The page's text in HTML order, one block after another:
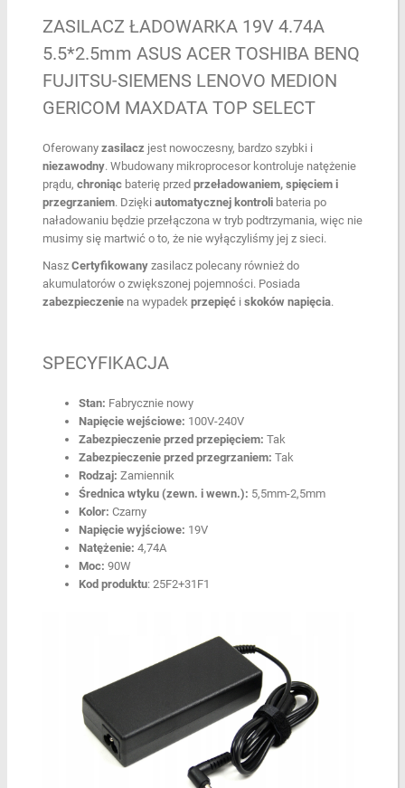
ZASILACZ ŁADOWARKA 19V 4.74A
5.5*2.5mm ASUS ACER TOSHIBA BENQ
FUJITSU-SIEMENS LENOVO MEDION
GERICOM MAXDATA TOP SELECT
Oferowany zasilacz jest nowoczesny, bardzo szybki i
niezawodny. Wbudowany mikroprocesor kontroluje natężenie
prądu, chroniąc baterię przed przeładowaniem, spięciem i
przegrzaniem. Dzięki automatycznej kontroli bateria po
naładowaniu będzie przełączona w tryb podtrzymania, więc nie
musimy się martwić o to, że nie wyłączyliśmy jej z sieci.
Nasz Certyfikowany zasilacz polecany również do
akumulatorów o zwiększonej pojemności. Posiada
zabezpieczenie na wypadek przepięć i skoków napięcia.
SPECYFIKACJA
Stan: Fabrycznie nowy
Napięcie wejściowe: 100V-240V
Zabezpieczenie przed przepięciem: Tak
Zabezpieczenie przed przegrzaniem: Tak
Rodzaj: Zamiennik
Średnica wtyku (zewn. i wewn.): 5,5mm-2,5mm
Kolor: Czarny
Napięcie wyjściowe: 19V
Natężenie: 4,74A
Moc: 90W
Kod produktu: 25F2+31F1